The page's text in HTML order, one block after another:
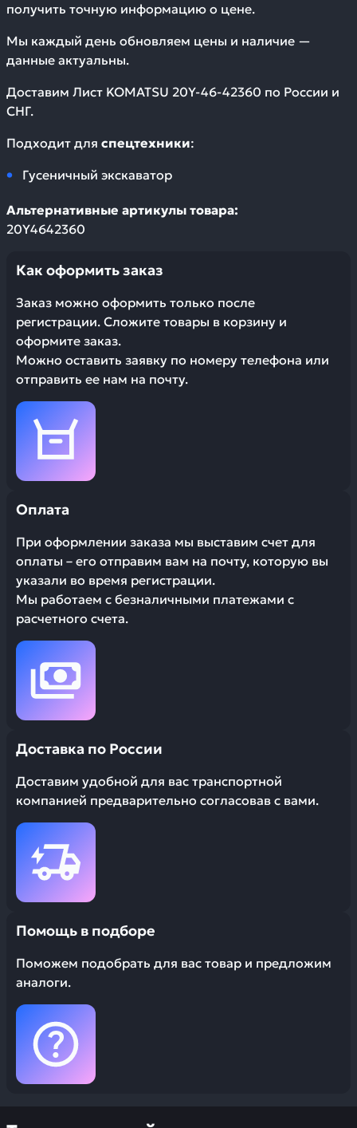
получить точную информацию о цене.
Мы каждый день обновляем цены и наличие —
данные актуальны.
Доставим Лист KOMATSU 20Y-46-42360 по России и
СНГ.
Подходит для спецтехники:
Гусеничный экскаватор
Альтернативные артикулы товара:
20Y4642360
Как оформить заказ
Заказ можно оформить только после
регистрации. Сложите товары в корзину и
оформите заказ.
Можно оставить заявку по номеру телефона или
отправить ее нам на почту.
Оплата
При оформлении заказа мы выставим счет для
оплаты – его отправим вам на почту, которую вы
указали во время регистрации.
Мы работаем с безналичными платежами с
расчетного счета.
Доставка по России
Доставим удобной для вас транспортной
компанией предварительно согласовав с вами.
Помощь в подборе
Поможем подобрать для вас товар и предложим
аналоги.